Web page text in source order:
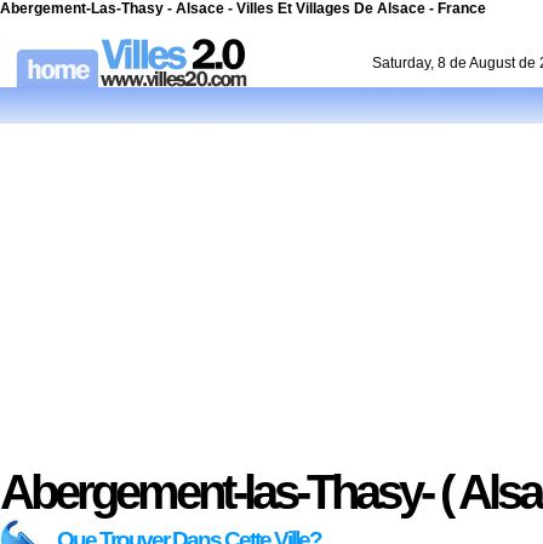
Abergement-Las-Thasy - Alsace - Villes Et Villages De Alsace - France
Saturday, 8 de August de
Abergement-las-Thasy- (